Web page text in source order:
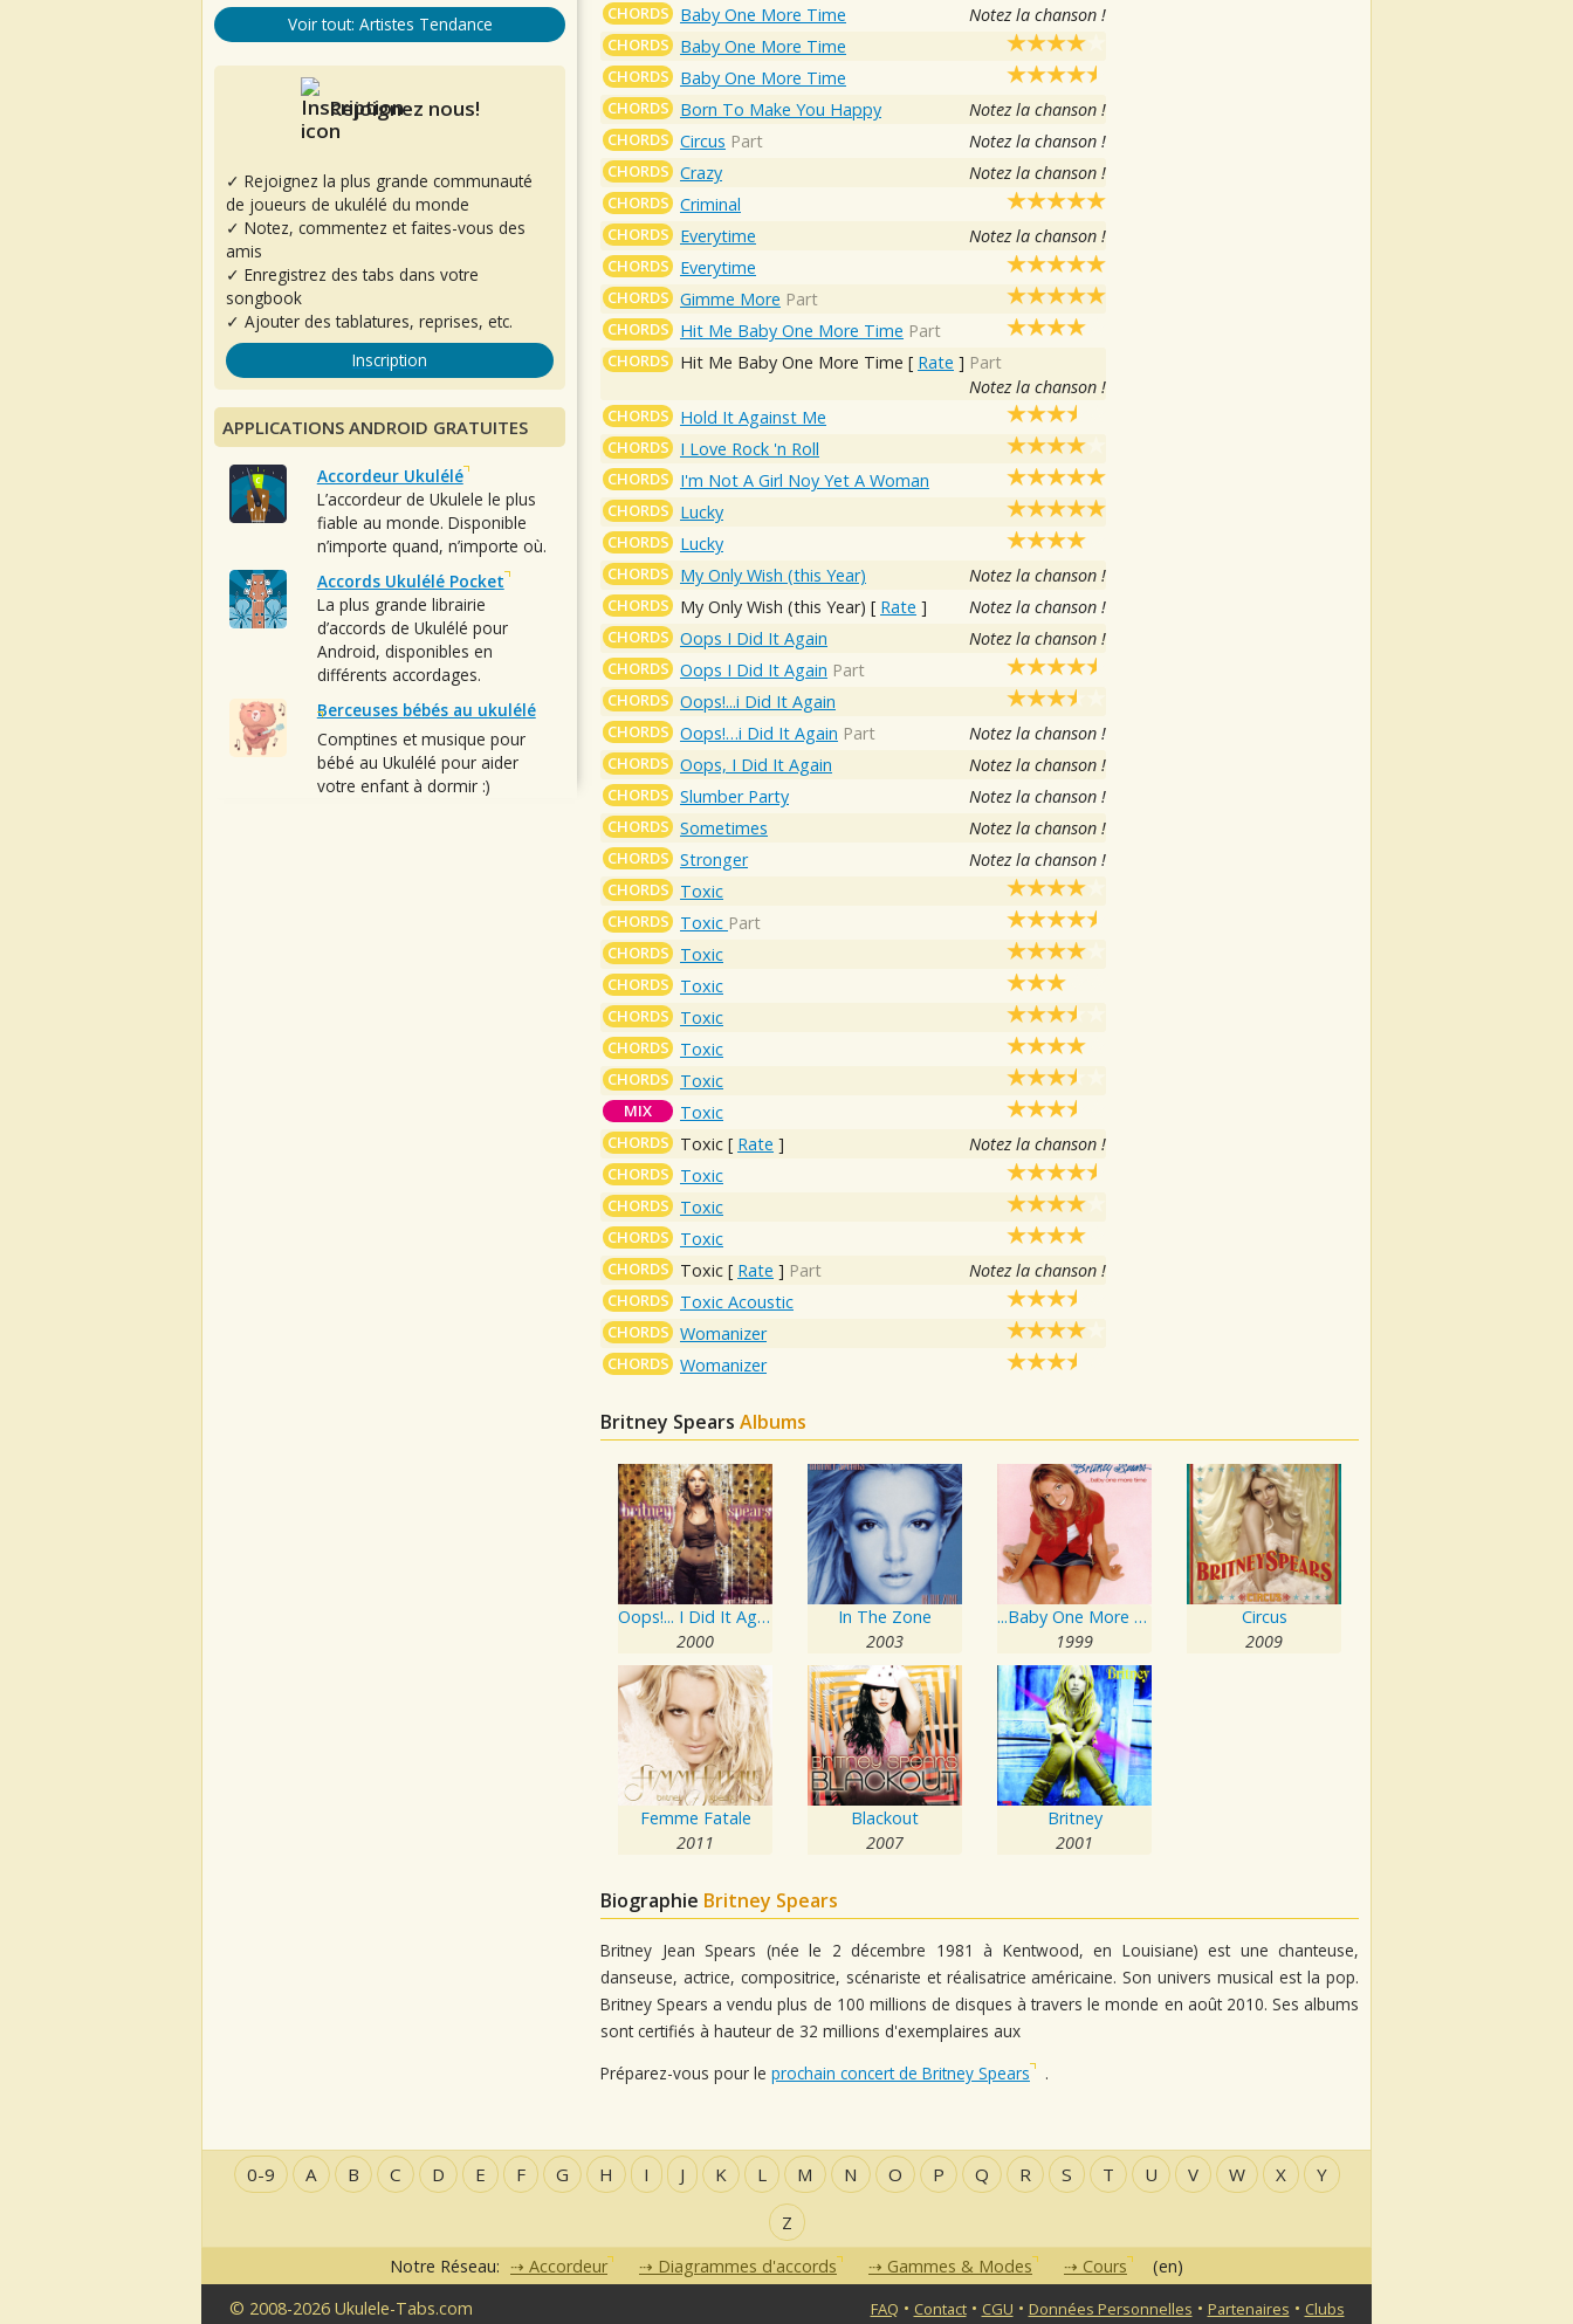
CHORDS Baby One More Time Notez la chanson !
CHORDS Baby One More Time
CHORDS Baby One More Time
CHORDS Born To Make You Happy Notez la chanson !
CHORDS Circus Part Notez la chanson !
CHORDS Crazy Notez la chanson !
CHORDS Criminal
CHORDS Everytime Notez la chanson !
CHORDS Everytime
CHORDS Gimme More Part
CHORDS Hit Me Baby One More Time Part
CHORDS Hit Me Baby One More Time [ Rate ] Part
Notez la chanson !
CHORDS Hold It Against Me
CHORDS I Love Rock 'n Roll
CHORDS I'm Not A Girl Noy Yet A Woman
CHORDS Lucky
CHORDS Lucky
CHORDS My Only Wish (this Year) Notez la chanson !
CHORDS My Only Wish (this Year) [ Rate ] Notez la chanson !
CHORDS Oops I Did It Again Notez la chanson !
CHORDS Oops I Did It Again Part
CHORDS Oops!...i Did It Again
CHORDS Oops!…i Did It Again Part Notez la chanson !
CHORDS Oops, I Did It Again Notez la chanson !
CHORDS Slumber Party Notez la chanson !
CHORDS Sometimes Notez la chanson !
CHORDS Stronger Notez la chanson !
CHORDS Toxic
CHORDS Toxic Part
CHORDS Toxic
CHORDS Toxic
CHORDS Toxic
CHORDS Toxic
CHORDS Toxic
MIX Toxic
CHORDS Toxic [ Rate ] Notez la chanson !
CHORDS Toxic
CHORDS Toxic
CHORDS Toxic
CHORDS Toxic [ Rate ] Part Notez la chanson !
CHORDS Toxic Acoustic
CHORDS Womanizer
CHORDS Womanizer
Britney Spears Albums
Oops!... I Did It Again
2000
In The Zone
2003
...Baby One More Time
1999
Circus
2009
Femme Fatale
2011
Blackout
2007
Britney
2001
Biographie Britney Spears
Britney Jean Spears (née le 2 décembre 1981 à Kentwood, en Louisiane) est une chanteuse,
danseuse, actrice, compositrice, scénariste et réalisatrice américaine. Son univers musical est la pop.
Britney Spears a vendu plus de 100 millions de disques à travers le monde en août 2010. Ses albums
sont certifiés à hauteur de 32 millions d'exemplaires aux
Préparez-vous pour le prochain concert de Britney Spears .
Voir tout: Artistes Tendance
Rejoignez nous!
✓ Rejoignez la plus grande communauté
de joueurs de ukulélé du monde
✓ Notez, commentez et faites-vous des
amis
✓ Enregistrez des tabs dans votre
songbook
✓ Ajouter des tablatures, reprises, etc.
Inscription
APPLICATIONS ANDROID GRATUITES
Accordeur Ukulélé
L’accordeur de Ukulele le plus
fiable au monde. Disponible
n’importe quand, n’importe où.
Accords Ukulélé Pocket
La plus grande librairie
d’accords de Ukulélé pour
Android, disponibles en
différents accordages.
Berceuses bébés au ukulélé
Comptines et musique pour
bébé au Ukulélé pour aider
votre enfant à dormir :)
0-9 A B C D E F G H I J K L M N O P Q R S T U V W X Y
Z
Notre Réseau: Accordeur Diagrammes d'accords Gammes & Modes Cours
(en)
© 2008-2026 Ukulele-Tabs.com
FAQ • Contact• CGU • Données Personnelles • Partenaires • Clubs